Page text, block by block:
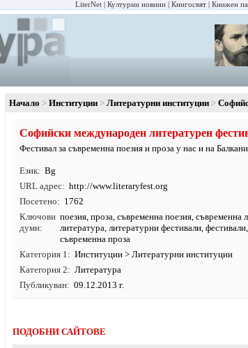
LiterNet Културни новини Книгосвят Книжен
Начало Институции Литературни институции
Софийски международен литературен
Фестивал за съвременна поезия и проза у нас и на
Език
Bg
URL адрес
http://www.literaryfest.org
Посетено
1762
Ключови
думи
поезия, проза, съвременна поезия, съвременна
литература, литературни фестивали, фестивали,
съвременна проза
Категория 1
Институции > Литературни институции
Категория 2
Литература
Публикуван
09.12.2013 г.
ПОДОБНИ САЙТОВЕ